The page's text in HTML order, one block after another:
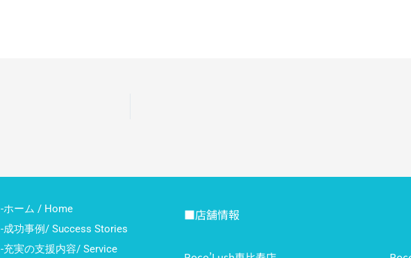
-ホーム / Home
-成功事例/ Success Stories
-充実の支援内容/ Service
■店舗情報